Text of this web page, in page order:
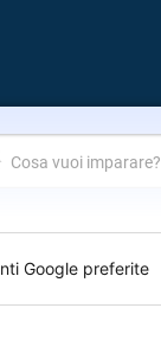
Google preferite